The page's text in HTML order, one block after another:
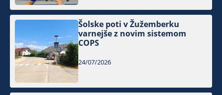
Šolske poti v Žužemberku
varnejše z novim sistemom
COPS
24/07/2026